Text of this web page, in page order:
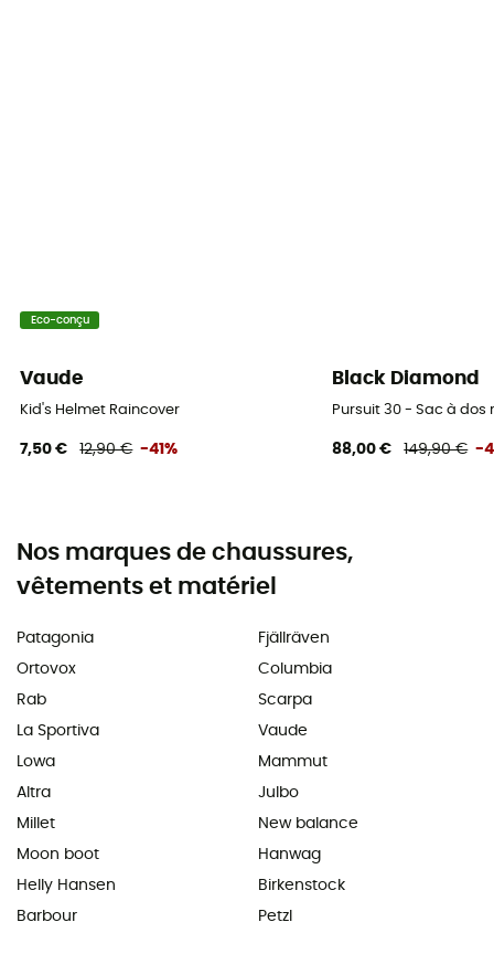
Eco-conçu
Vaude
Kid's Helmet Raincover
7,50 € 12,90 € -41%
Black Diamond
Pursuit 30 - Sac à
88,00 € 149,90 € -
Nos marques de chaussures,
vêtements et matériel
Patagonia
Ortovox
Rab
La Sportiva
Lowa
Altra
Millet
Moon boot
Helly Hansen
Barbour
Fjällräven
Columbia
Scarpa
Vaude
Mammut
Julbo
New balance
Hanwag
Birkenstock
Petzl